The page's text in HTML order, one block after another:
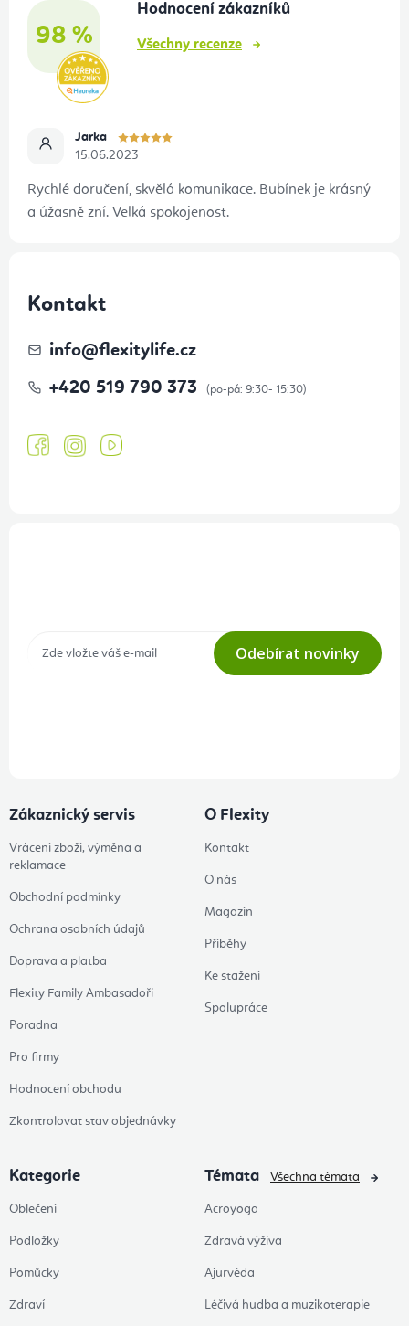
98 %
Hodnocení zákazníků
Všechny recenze
Jarka
15.06.2023
Rychlé doručení, skvělá komunikace. Bubínek je krásný
a úžasně zní. Velká spokojenost.
Kontakt
info@flexitylife.cz
+420 519 790 373
Odebírat novinky
Zákaznický servis
Vrácení zboží, výměna a
reklamace
Obchodní podmínky
Ochrana osobních údajů
Doprava a platba
Flexity Family Ambasadoři
Poradna
Pro firmy
Hodnocení obchodu
Zkontrolovat stav objednávky
O Flexity
Kontakt
O nás
Magazín
Příběhy
Ke stažení
Spolupráce
Kategorie
Oblečení
Podložky
Pomůcky
Zdraví
Témata
Acroyoga
Zdravá výživa
Ajurvéda
Léčivá hudba a muzikoterapie
Všechna témata